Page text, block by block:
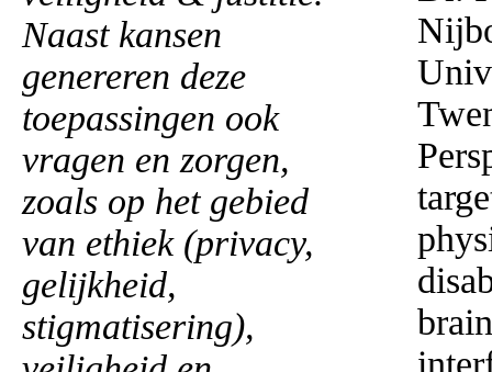
Naast kansen
genereren deze
toepassingen ook
vragen en zorgen,
zoals op het gebied
van ethiek (privacy,
gelijkheid,
stigmatisering),